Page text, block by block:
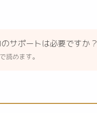
サポートは必要ですか？
読めます。